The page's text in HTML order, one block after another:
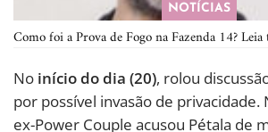
NOTÍCIAS
Como foi a Prova de Fogo na Fazenda 14?
No início do dia (20), rolou
por possível invasão de privacidade.
ex-Power Couple acusou Pétala de